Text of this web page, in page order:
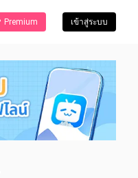
Premium เข้าสู่ระบบ